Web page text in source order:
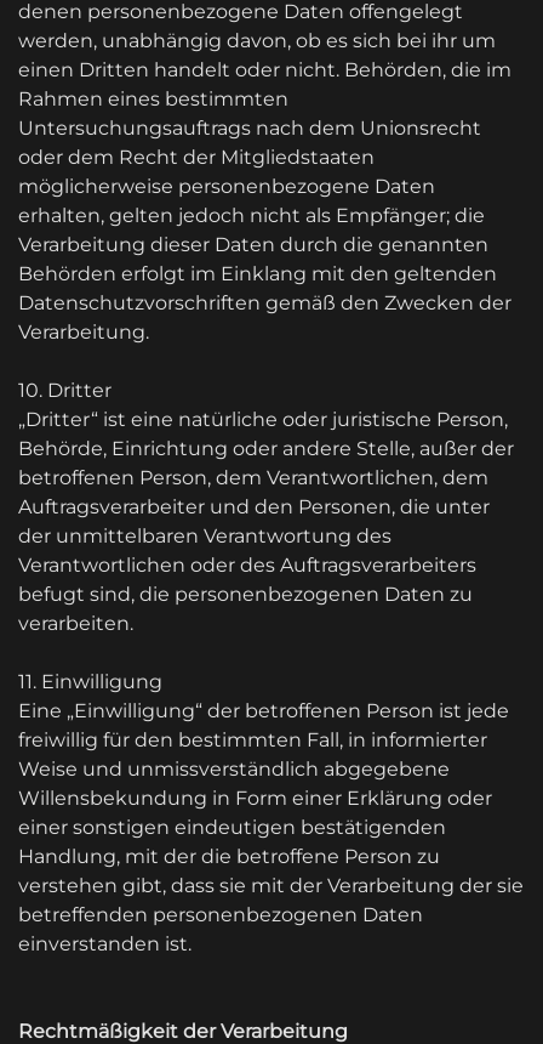
denen personenbezogene Daten offengelegt
werden, unabhängig davon, ob es sich bei ihr um
einen Dritten handelt oder nicht. Behörden, die im
Rahmen eines bestimmten
Untersuchungsauftrags nach dem Unionsrecht
oder dem Recht der Mitgliedstaaten
möglicherweise personenbezogene Daten
erhalten, gelten jedoch nicht als Empfänger; die
Verarbeitung dieser Daten durch die genannten
Behörden erfolgt im Einklang mit den geltenden
Datenschutzvorschriften gemäß den Zwecken der
Verarbeitung.
10. Dritter
„Dritter“ ist eine natürliche oder juristische Person,
Behörde, Einrichtung oder andere Stelle, außer der
betroffenen Person, dem Verantwortlichen, dem
Auftragsverarbeiter und den Personen, die unter
der unmittelbaren Verantwortung des
Verantwortlichen oder des Auftragsverarbeiters
befugt sind, die personenbezogenen Daten zu
verarbeiten.
11. Einwilligung
Eine „Einwilligung“ der betroffenen Person ist jede
freiwillig für den bestimmten Fall, in informierter
Weise und unmissverständlich abgegebene
Willensbekundung in Form einer Erklärung oder
einer sonstigen eindeutigen bestätigenden
Handlung, mit der die betroffene Person zu
verstehen gibt, dass sie mit der Verarbeitung der sie
betreffenden personenbezogenen Daten
einverstanden ist.
Rechtmäßigkeit der Verarbeitung